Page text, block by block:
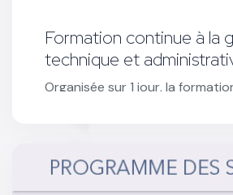
Formation continue à la
technique et
Organisée sur 1 jour, la
Réserver votre formation